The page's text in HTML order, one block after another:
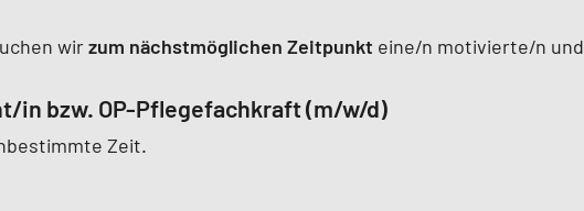
wirzum nächstmöglichen Zeitpunkt eine/n motivierte/n und
in bzw. OP-Pflegefachkraft (m/w/d)
Zeit.